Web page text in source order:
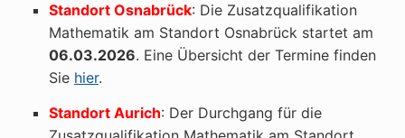
Standort Osnabrück: Die Zusatzqualifikation
Mathematik am Standort Osnabrück startet am
06.03.2026. Eine Übersicht der Termine finden
Sie hier.
Standort Aurich: Der Durchgang für die